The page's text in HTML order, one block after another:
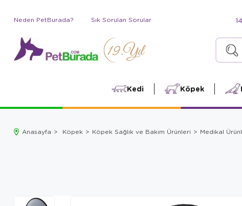
Neden PetBurada? Sık Sorulan Sorular
Kedi Köpek
Anasayfa Köpek Köpek Sağlık ve Bakım Ürünleri Medikal